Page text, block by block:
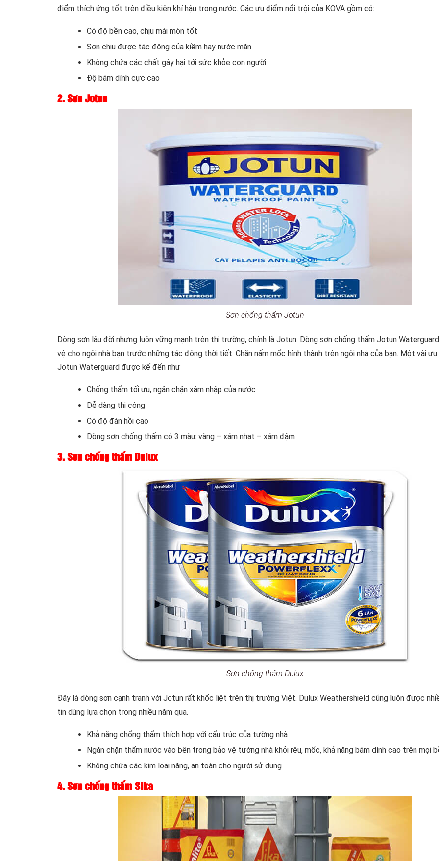
điểm thích ứng tốt trên điều kiện khí hậu trong nước. Các ưu điểm nổi trội của KOVA gồm có:
Có độ bền cao, chịu mài mòn tốt
Sơn chịu được tác động của kiềm hay nước mặn
Không chứa các chất gây hại tới sức khỏe con người
Độ bám dính cực cao
2. Sơn Jotun
Sơn chống thấm Jotun
Dòng sơn lâu đời nhưng luôn vững mạnh trên thị trường, chính là Jotun. Dòng sơn chống thấm Jotun
vệ cho ngôi nhà bạn trước những tác động thời tiết. Chặn nấm mốc hình thành trên ngôi nhà của bạn. Một vài
Jotun Waterguard được kể đến như
Chống thấm tối ưu, ngăn chặn xâm nhập của nước
Dễ dàng thi công
Có độ đàn hồi cao
Dòng sơn chống thấm có 3 màu: vàng – xám nhạt – xám đậm
3. Sơn chống thấm Dulux
Sơn chống thấm Dulux
Đây là dòng sơn cạnh tranh với Jotun rất khốc liệt trên thị trường Việt. Dulux Weathershield cũng luôn được
tin dùng lựa chọn trong nhiều năm qua.
Khả năng chống thấm thích hợp với cấu trúc của tường nhà
Ngăn chặn thấm nước vào bên trong bảo vệ tường nhà khỏi rêu, mốc, khả năng bám dính cao trên mọi
Không chứa các kim loại nặng, an toàn cho người sử dụng
4. Sơn chống thấm Sika